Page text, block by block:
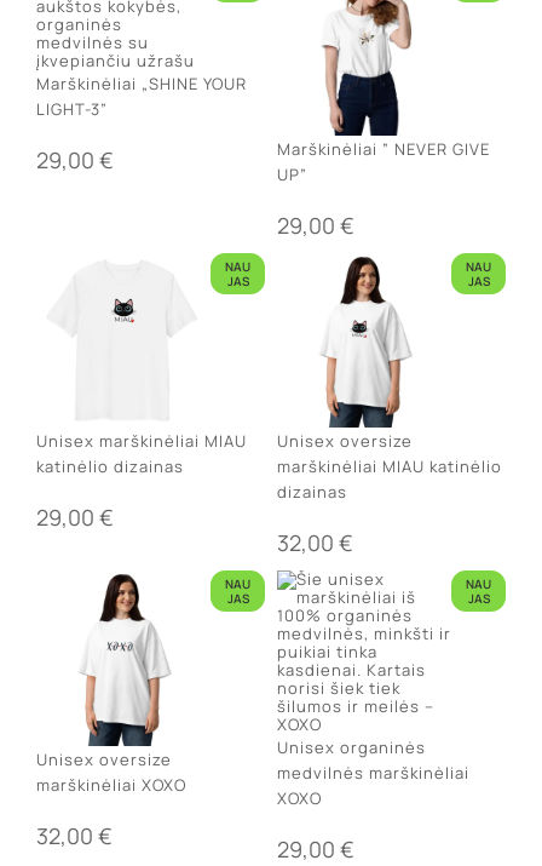
Marškinėliai „SHINE YOUR
LIGHT-3”
29,00 €
Marškinėliai ” NEVER GIVE
UP”
29,00 €
NAU
JAS
Unisex marškinėliai MIAU
katinėlio dizainas
29,00 €
NAU
JAS
Unisex oversize
marškinėliai MIAU katinėlio
dizainas
32,00 €
NAU
JAS
Unisex oversize
marškinėliai XOXO
32,00 €
NAU
JAS
Unisex organinės
medvilnės marškinėliai
XOXO
29,00 €